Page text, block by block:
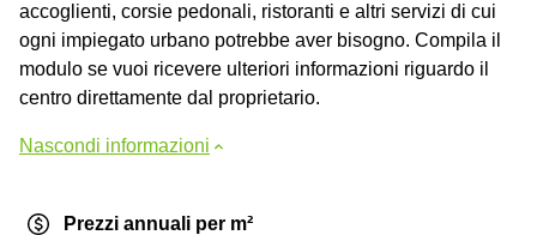
accoglienti, corsie pedonali, ristoranti e altri servizi di cui
ogni impiegato urbano potrebbe aver bisogno. Compila il
modulo se vuoi ricevere ulteriori informazioni riguardo il
centro direttamente dal proprietario.
Nascondi informazioni
Prezzi annuali per m²